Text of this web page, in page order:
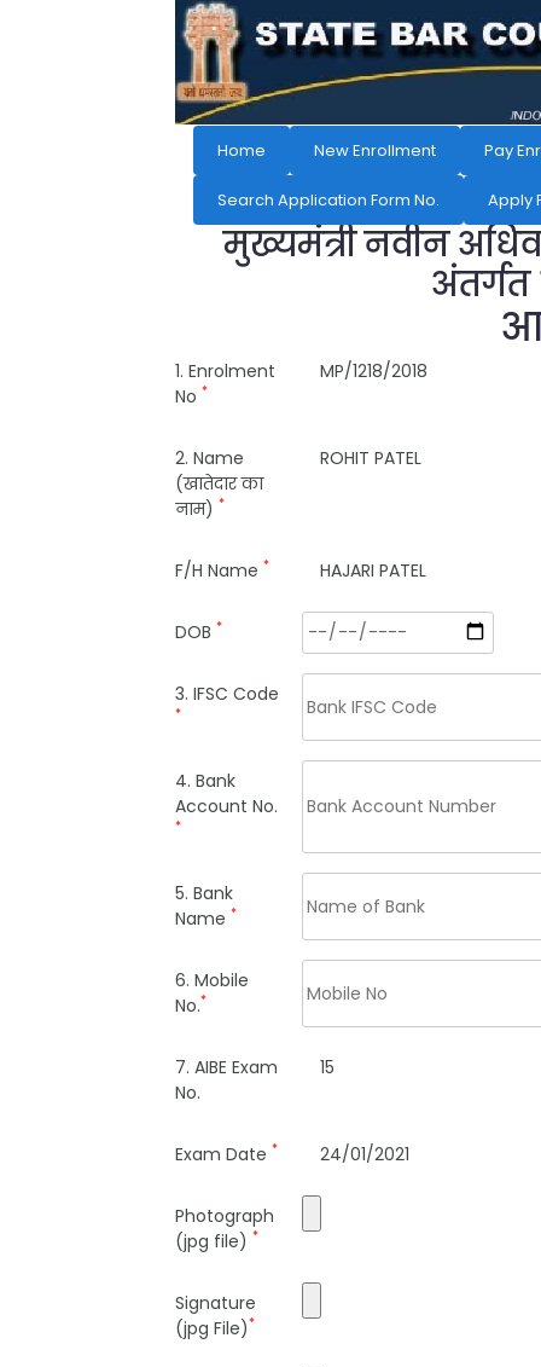
Home New Enrollment Pay
Search Application Form No. Apply
मुख्यमंत्री नवीन
अंतर्गत
1. Enrolment
No *
MP/1218/2018
2. Name
(खातेदार का
नाम) *
ROHIT PATEL
F/H Name * HAJARI PATEL
DOB *
3. IFSC Code
*
4. Bank
Account No.
*
5. Bank
Name *
6. Mobile
No.*
7. AIBE Exam
No.
15
Exam Date * 24/01/2021
Photograph
(jpg file) *
Signature
(jpg File)*